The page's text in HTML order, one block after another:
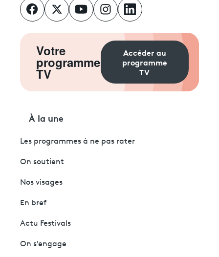
Votre
programme
TV
Accéder au
programme
TV
À la une
Les programmes à ne pas rater
On soutient
Nos visages
En bref
Actu Festivals
On s'engage